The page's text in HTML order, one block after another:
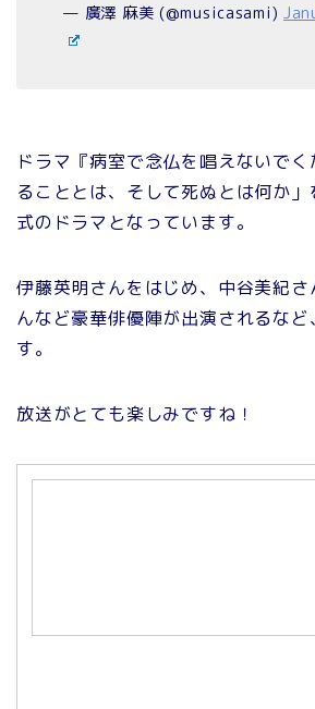
— 廣澤 麻美 (@musicasami)
ドラマ『病室で念仏を唱えないで
ることとは、そして死ぬとは何か
式のドラマとなっています。
伊藤英明さんをはじめ、中谷美紀
んなど豪華俳優陣が出演されるな
す。
放送がとても楽しみですね！